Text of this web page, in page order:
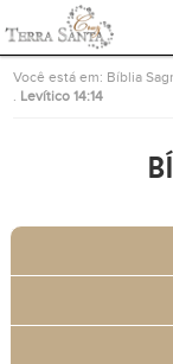
Ir para a página inicial
Você está em: Bíblia
Levítico 14:14